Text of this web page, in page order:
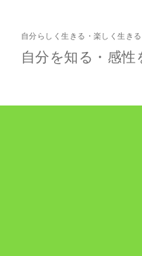
自分らしく生きる・楽しく生き
自分を知る・感